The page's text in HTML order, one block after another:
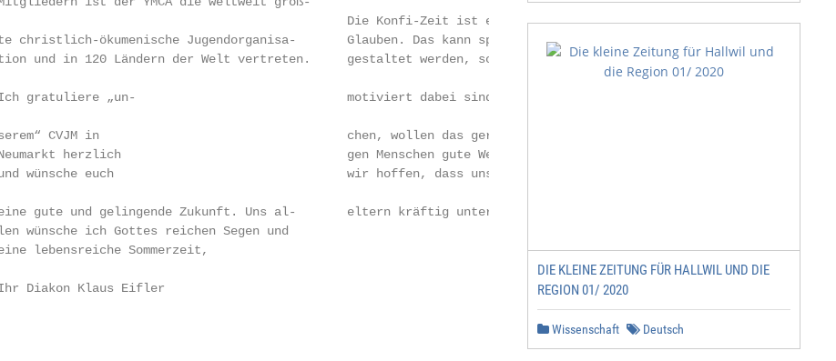
Die Konfi-Zeit ist eine Trainingszeit für den
christlich-ökumenische Jugendorganisa-       Glauben. Das kann spannend und interessant       Ihr Pfarrer
und in 120 Ländern der Welt vertreten.     gestaltet werden, so dass unsere Jugendlichen
gratuliere „un-                             motiviert dabei sind. Wir, die Verantwortli-
CVJM in                                  chen, wollen das gerne tun und unseren jun-
herzlich                               gen Menschen gute Wegbegleiter sein. Und
wünsche euch                                wir hoffen, dass uns dabei alle Konfirmanden-
gute und gelingende Zukunft. Uns al-       eltern kräftig unterstützen.
wünsche ich Gottes reichen Segen und
lebensreiche Sommerzeit,
Diakon Klaus Eifler
DIE KLEINE ZEITUNG FÜR HALLWIL UND DIE
REGION 01/ 2020
Wissenschaft Deutsch